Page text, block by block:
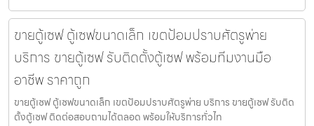
ขายตู้เซฟ ตู้เซฟขนาดเล็ก เขตป้อมปราบศัตรูพ่าย
บริการ ขายตู้เซฟ รับติดตั้งตู้เซฟ พร้อมทีมงานมือ
อาชีพ ราคาถูก
ขายตู้เซฟ ตู้เซฟขนาดเล็ก เขตป้อมปราบศัตรูพ่าย บริการ ขายตู้เซฟ รับติด
ตั้งตู้เซฟ ติดต่อสอบถามได้ตลอด พร้อมให้บริการทั่วไท